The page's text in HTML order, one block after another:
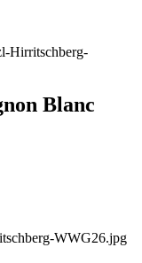
Blanc